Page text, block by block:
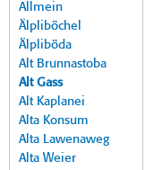
Allmein
Älpliböchel
Älpliböda
Alt Brunnastoba
Alt Gass
Alt Kaplanei
Alta Konsum
Alta Lawenaweg
Alta Weier